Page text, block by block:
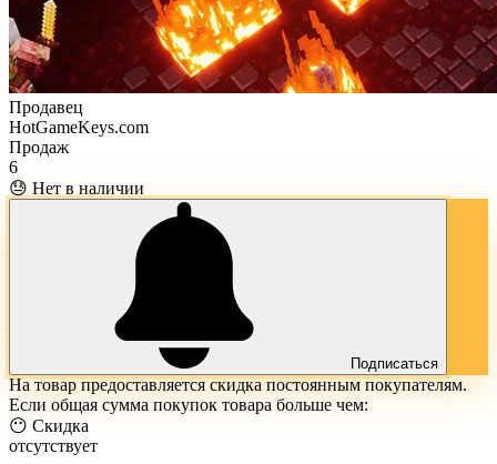
Продавец
HotGameKeys.com
Продаж
6
😓 Нет в наличии
Подписаться
На товар предоставляется скидка постоянным покупателям.
Если общая сумма покупок товара больше чем:
😶 Скидка
отсутствует